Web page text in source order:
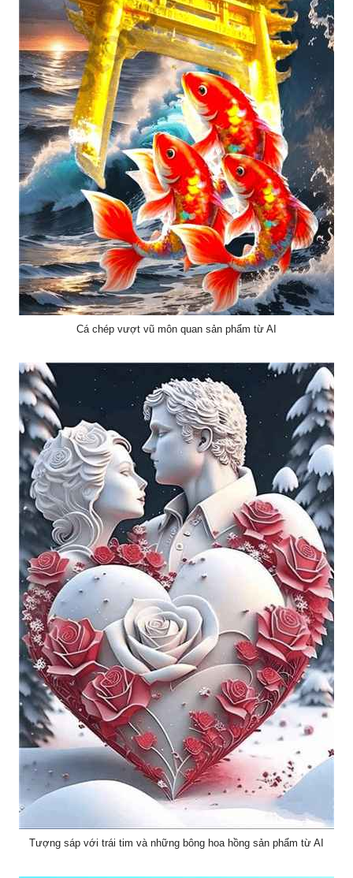
Cá chép vượt vũ môn quan sản phẩm từ AI
Tượng sáp với trái tim và những bông hoa hồng sản phẩm từ AI